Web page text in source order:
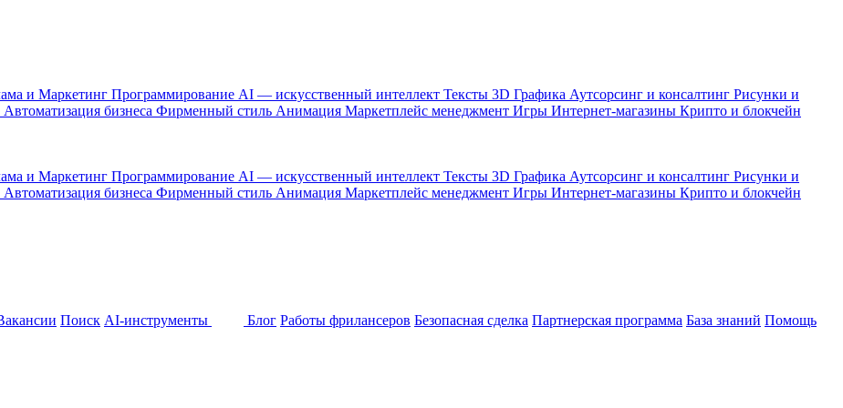
и Маркетинг Программирование AI — искусственный интеллект Тексты 3D Графика Аутсорсинг и консалтинг Рисунки и
Автоматизация бизнеса Фирменный стиль Анимация Маркетплейс менеджмент Игры Интернет-магазины Крипто и блокчейн
и Маркетинг Программирование AI — искусственный интеллект Тексты 3D Графика Аутсорсинг и консалтинг Рисунки и
Автоматизация бизнеса Фирменный стиль Анимация Маркетплейс менеджмент Игры Интернет-магазины Крипто и блокчейн
Поиск AI-инструменты Блог Работы фрилансеров Безопасная сделка Партнерская программа База знаний Помощь